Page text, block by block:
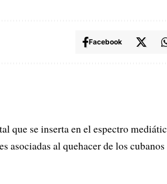
Facebook
que se inserta en el espectro
asociadas al quehacer de los